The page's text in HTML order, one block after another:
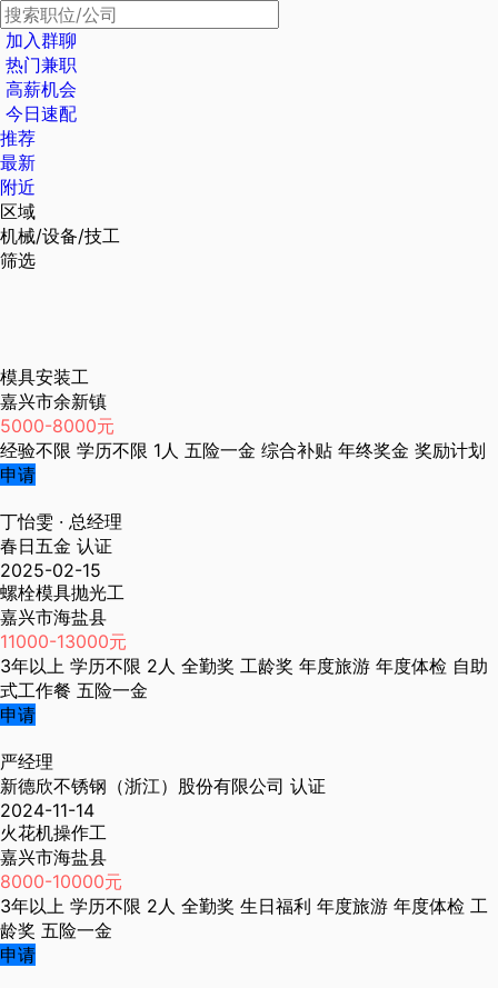
加入群聊
热门兼职
高薪机会
今日速配
推荐
最新
附近
区域
机械/设备/技工
筛选
模具安装工
嘉兴市余新镇
5000-8000元
经验不限 学历不限 1人 五险一金 综合补贴 年终奖金 奖励计划
申请
丁怡雯 · 总经理
春日五金 认证
2025-02-15
螺栓模具抛光工
嘉兴市海盐县
11000-13000元
3年以上 学历不限 2人 全勤奖 工龄奖 年度旅游 年度体检 自助
式工作餐 五险一金
申请
严经理
新德欣不锈钢（浙江）股份有限公司 认证
2024-11-14
火花机操作工
嘉兴市海盐县
8000-10000元
3年以上 学历不限 2人 全勤奖 生日福利 年度旅游 年度体检 工
龄奖 五险一金
申请